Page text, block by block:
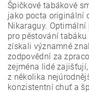
Špičkové tabákové
jako pocta originální
Nikaraguy.
pro pěstování
získali významné
zodpovědní za
zejména lidé
z několika
konzistentní chuť a